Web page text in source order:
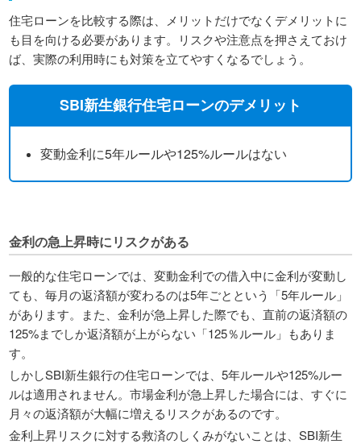
住宅ローンを比較する際は、メリットだけでなくデメリットに
も目を向ける必要があります。リスクや注意点を押さえておけ
ば、実際の利用時にも対策を立てやすくなるでしょう。
SBI新生銀行住宅ローンのデメリット
変動金利に5年ルールや125%ルールはない
金利の急上昇時にリスクがある
一般的な住宅ローンでは、変動金利での借入中に金利が変動し
ても、毎月の返済額が変わるのは5年ごとという「5年ルール」
があります。また、金利が急上昇した際でも、直前の返済額の
125%までしか返済額が上がらない「125％ルール」もありま
す。
しかしSBI新生銀行の住宅ローンでは、5年ルールや125%ルー
ルは適用されません。市場金利が急上昇した場合には、すぐに
月々の返済額が大幅に増えるリスクがあるのです。
金利上昇リスクに対する救済のしくみがないことは、SBI新生